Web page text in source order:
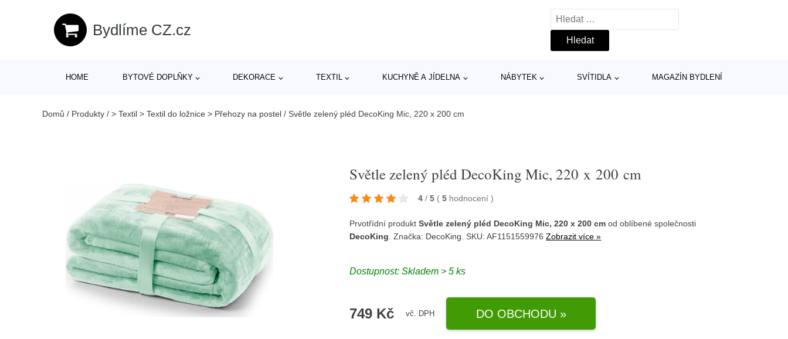
Bydlíme CZ.cz
Vyhledávání
HOME BYTOVÉ DOPLŇKY DEKORACE TEXTIL KUCHYNĚ A JÍDELNA NÁBYTEK SVÍTIDLA MAGAZÍN BYDLENÍ
Domů / Produkty / > Textil > Textil do ložnice > Přehozy na postel / Světle zelený pléd DecoKing Mic, 220 x 200 cm
Světle zelený pléd DecoKing Mic, 220 x 200 cm
4 / 5 ( 5 hodnocení)
Prvotřídní produktSvětle zelený pléd DecoKing Mic, 220 x 200 cm od oblíbené společnosti
DecoKing . Značka: DecoKing . SKU: AF1151559976Zobrazit více »
Dostupnost:Skladem > 5 ks
749 Kč vč. DPH DO OBCHODU »